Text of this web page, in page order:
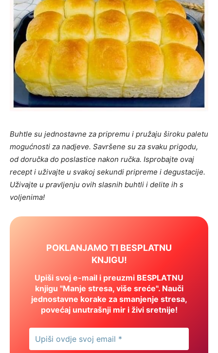
Buhtle su jednostavne za pripremu i pružaju široku paletu
mogućnosti za nadjeve. Savršene su za svaku prigodu,
od doručka do poslastice nakon ručka. Isprobajte ovaj
recept i uživajte u svakoj sekundi pripreme i degustacije.
Uživajte u pravljenju ovih slasnih buhtli i delite ih s
voljenima!
POKLANJAMO TI BESPLATNU
KNJIGU!
Upiši svoj e-mail i preuzmi BESPLATNU
knjigu "Manje stresa, više sreće". Nauči
jednostavne korake za smanjenje stresa,
povećaj unutrašnji mir i živi sretnije!